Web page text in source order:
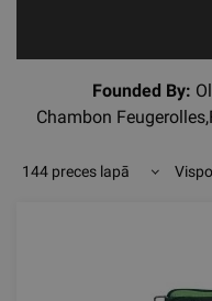
Founded By: O
Chambon Feugerolles
144 preces lapā